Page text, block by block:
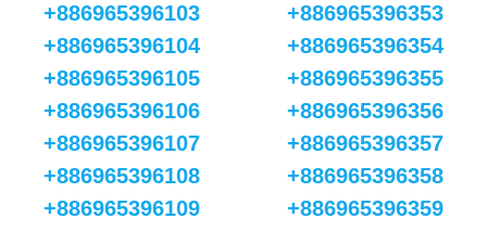
+886965396103
+886965396104
+886965396105
+886965396106
+886965396107
+886965396108
+886965396109
+886965396353
+886965396354
+886965396355
+886965396356
+886965396357
+886965396358
+886965396359